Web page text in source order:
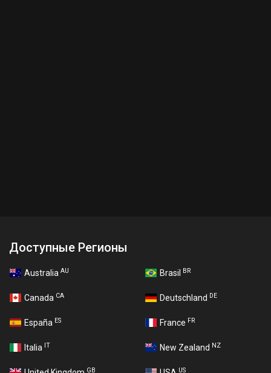
Доступные Регионы
Australia AU Brasil BR
Canada CA Deutschland DE
España ES France FR
Italia IT New Zealand NZ
GB US